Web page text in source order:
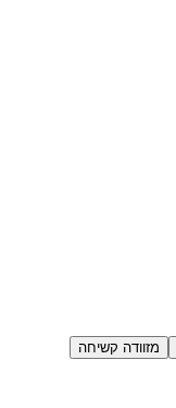
מזוודה קשיחה